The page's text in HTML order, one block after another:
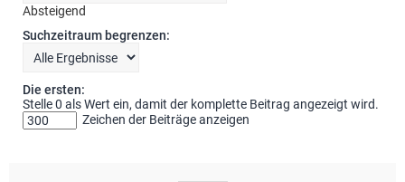
Absteigend
Suchzeitraum begrenzen:
Die ersten:
Stelle 0 als Wert ein, damit der komplette Beitrag angezeigt wird.
Zeichen der Beiträge anzeigen